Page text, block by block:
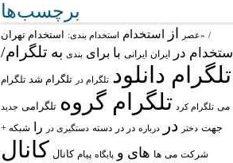
برچسب‌ها
/ «عصر از استخدام استخدام بندی: استخدام تهران
استخدام در ایران ایرانی با برای بندی به تلگرام/
تلگرام دانلود تلگرام در تلگرام شد تلگرام
می تلگرام کرد تلگرام گروه تلگرامی جدید
جهت دختر در درباره در در دسته دستگیری در را شبکه +
شرکت می ها های و پایگاه پیام کانال کانال